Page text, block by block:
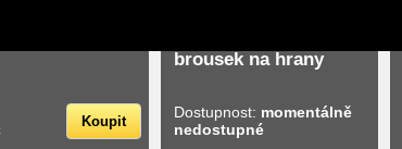
Koupit
brousek na hrany
Dostupnost: momentálně
nedostupné